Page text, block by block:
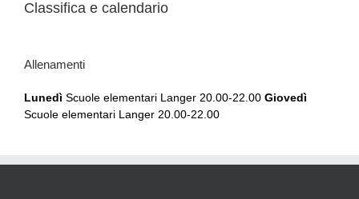
Classifica e calendario
Allenamenti
Lunedì Scuole elementari Langer 20.00-22.00 Giovedì
Scuole elementari Langer 20.00-22.00